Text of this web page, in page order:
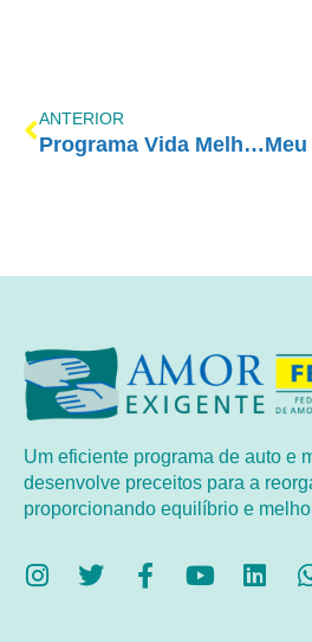
ANTERIOR
Programa Vida Melhor – REDEVIDA – 20/03
Um eficiente programa de auto e
desenvolve preceitos para a
proporcionando equilíbrio e